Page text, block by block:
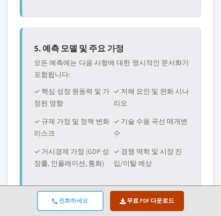
전화하세요 무료 PDF 다운로드
5. 예측 모델 및 주요 가정
모든 예측에는 다음 사항에 대한 명시적인 문서화가
포함됩니다:
✓ 핵심 성장 원동력 및 가
정된 영향
✓ 저해 요인 및 완화 시나
리오
✓ 규제 가정 및 정책 변화
리스크
✓ 기술 수용 곡선 매개변
수
✓ 거시경제 가정 (GDP 성
장률, 인플레이션, 통화)
✓ 경쟁 역학 및 시장 진
입/이탈 예상